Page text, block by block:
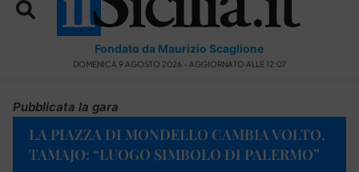
Fondato da Maurizio Scaglione
DOMENICA 9 AGOSTO 2026 - AGGIORNATO ALLE 12:07
Pubblicata la gara
LA PIAZZA DI MONDELLO CAMBIA VOLTO,
TAMAJO: “LUOGO SIMBOLO DI PALERMO”